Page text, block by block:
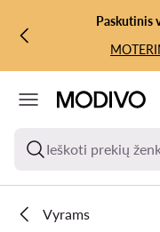
PEREITI PRIE
PEREITI Į PAIEŠKĄ
Paskutinis
Ieškoti prekių
Vyrams